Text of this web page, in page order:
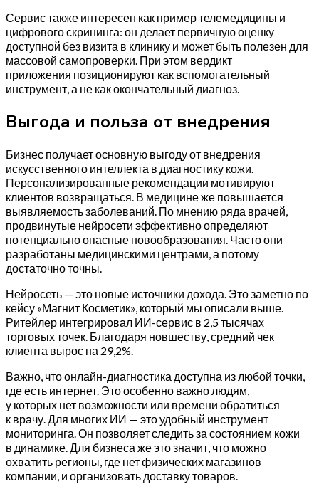
Сервис также интересен как пример телемедицины и
цифрового скрининга: он делает первичную оценку
доступной без визита в клинику и может быть полезен для
массовой самопроверки. При этом вердикт
приложения позиционируют как вспомогательный
инструмент, а не как окончательный диагноз.
Выгода и польза от внедрения
Бизнес получает основную выгоду от внедрения
искусственного интеллекта в диагностику кожи.
Персонализированные рекомендации мотивируют
клиентов возвращаться. В медицине же повышается
выявляемость заболеваний. По мнению ряда врачей,
продвинутые нейросети эффективно определяют
потенциально опасные новообразования. Часто они
разработаны медицинскими центрами, а потому
достаточно точны.
Нейросеть — это новые источники дохода. Это заметно по
кейсу «Магнит Косметик», который мы описали выше.
Ритейлер интегрировал ИИ-сервис в 2,5 тысячах
торговых точек. Благодаря новшеству, средний чек
клиента вырос на 29,2%.
Важно, что онлайн-диагностика доступна из любой точки,
где есть интернет. Это особенно важно людям,
у которых нет возможности или времени обратиться
к врачу. Для многих ИИ — это удобный инструмент
мониторинга. Он позволяет следить за состоянием кожи
в динамике. Для бизнеса же это значит, что можно
охватить регионы, где нет физических магазинов
компании, и организовать доставку товаров.